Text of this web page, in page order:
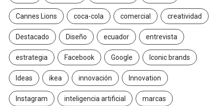
Cannes Lions coca-cola comercial creatividad
Destacado Diseño ecuador entrevista
estrategia Facebook Google Iconic brands
Ideas ikea innovación Innovation
Instagram inteligencia artificial marcas